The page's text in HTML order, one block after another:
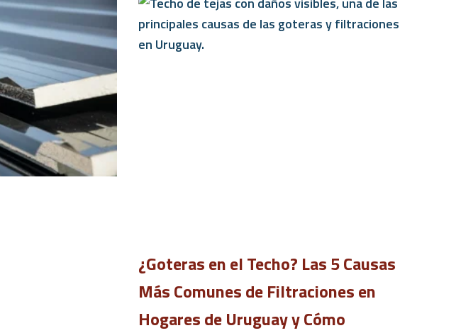
¿Goteras en el Techo? Las 5 Causas
Más Comunes de Filtraciones en
Hogares de Uruguay y Cómo